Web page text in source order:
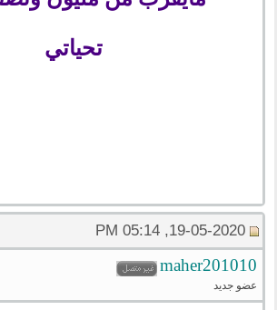
تحياتي
19-05-2020, 05:14 PM
maher201010
عضو جديد